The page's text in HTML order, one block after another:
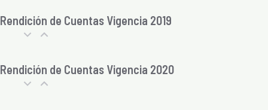
Rendición de Cuentas Vigencia 2019
Rendición de Cuentas Vigencia 2020